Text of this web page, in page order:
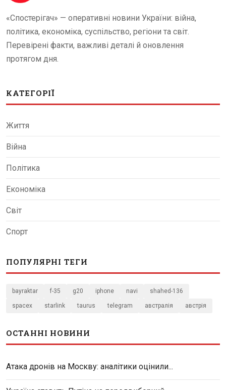
«Спостерігач» — оперативні новини України: війна,
політика, економіка, суспільство, регіони та світ.
Перевірені факти, важливі деталі й оновлення
протягом дня.
КАТЕГОРІЇ
Життя
Війна
Політика
Економіка
Світ
Спорт
ПОПУЛЯРНІ ТЕГИ
bayraktar f-35 g20 iphone navi shahed-136
spacex starlink taurus telegram австралія австрія
ОСТАННІ НОВИНИ
Атака дронів на Москву: аналітики оцінили...